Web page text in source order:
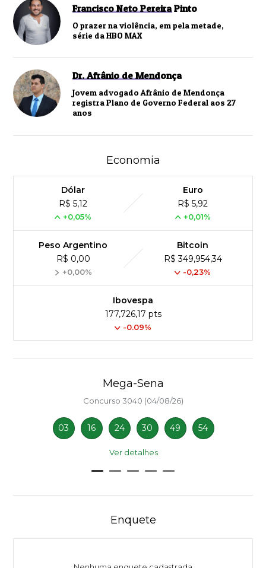
Francisco Neto Pereira Pinto
O prazer na violência, em pela metade,
série da HBO MAX
Dr. Afrânio de Mendonça
Jovem advogado Afrânio de Mendonça
registra Plano de Governo Federal aos 27
anos
Economia
Dólar
R$ 5,12
+0,05%
Euro
R$ 5,92
+0,01%
Peso Argentino
R$ 0,00
+0,00%
Bitcoin
R$ 349,954,34
-0,23%
Ibovespa
177,726,17 pts
-0.09%
Mega-Sena
Concurso 3040 (04/08/26)
03 16 24 30 49 54
Ver detalhes
Enquete